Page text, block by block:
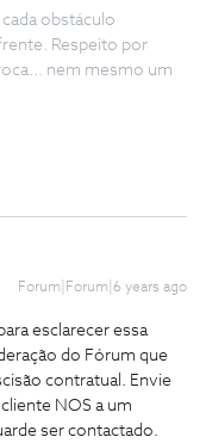
obstáculo
Respeito por
nem mesmo um
Forum|Forum|6 years ago
esclarecer essa
do Fórum que
contratual. Envie
NOS a um
ser contactado.